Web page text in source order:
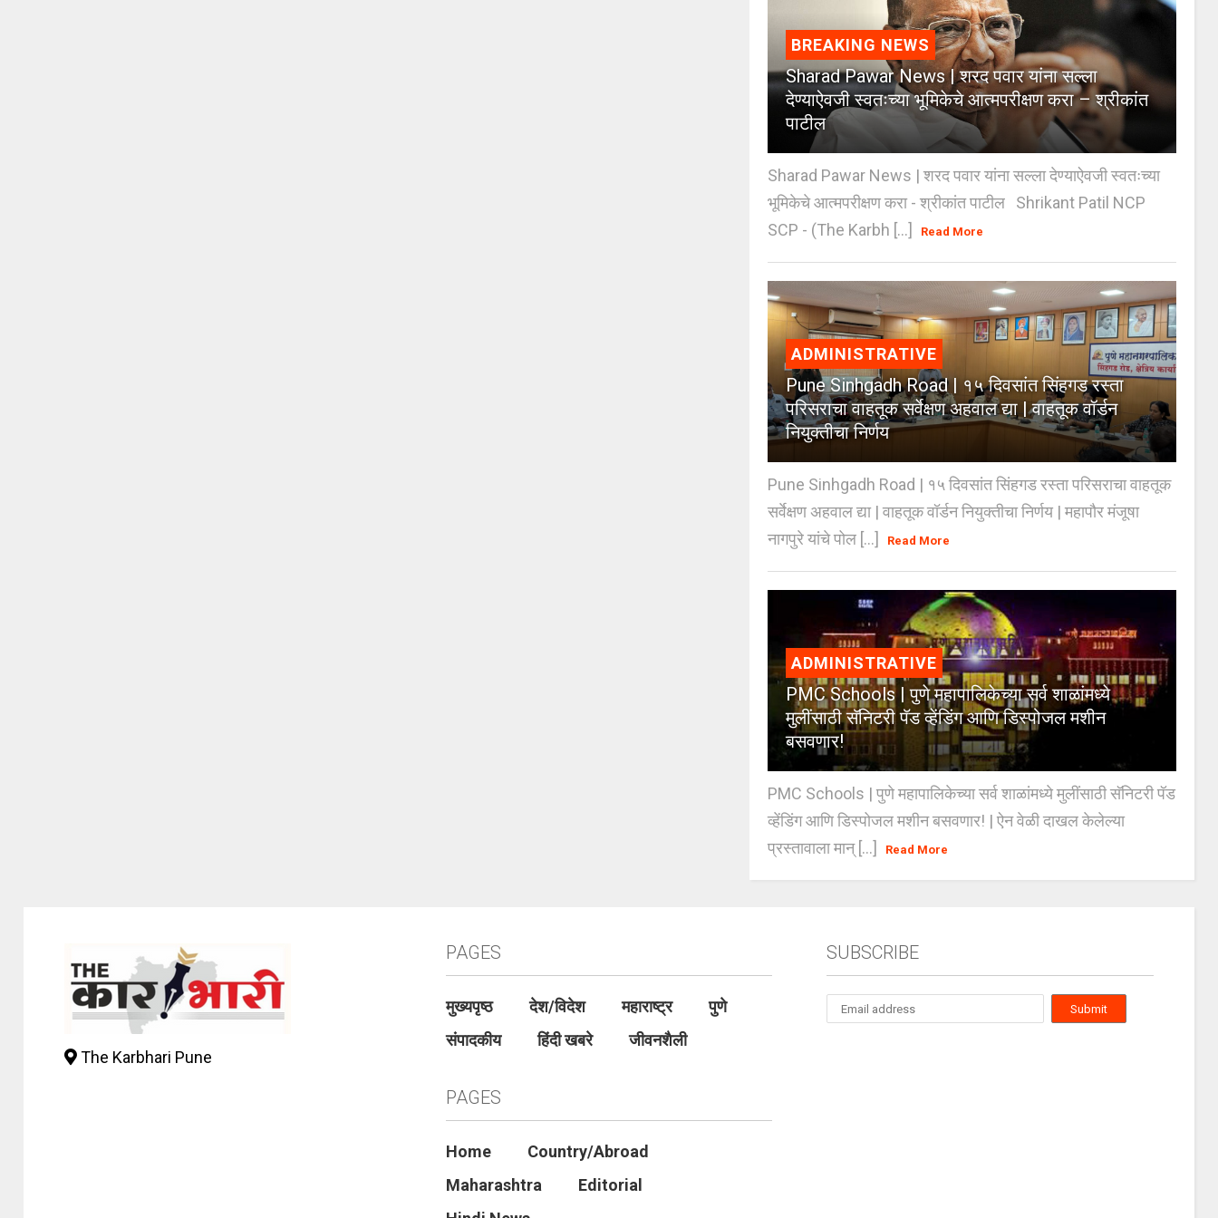
BREAKING NEWS
Sharad Pawar News | शरद पवार यांना सल्ला
देण्याऐवजी स्वतःच्या भूमिकेचे आत्मपरीक्षण करा – श्रीकांत
पाटील
Sharad Pawar News | शरद पवार यांना सल्ला देण्याऐवजी स्वतःच्या
भूमिकेचे आत्मपरीक्षण करा - श्रीकांत पाटील Shrikant Patil NCP
SCP - (The Karbh [...]
Read More
ADMINISTRATIVE
Pune Sinhgadh Road | १५ दिवसांत सिंहगड रस्ता
परिसराचा वाहतूक सर्वेक्षण अहवाल द्या | वाहतूक वॉर्डन
नियुक्तीचा निर्णय
Pune Sinhgadh Road | १५ दिवसांत सिंहगड रस्ता परिसराचा वाहतूक
सर्वेक्षण अहवाल द्या | वाहतूक वॉर्डन नियुक्तीचा निर्णय | महापौर मंजूषा
नागपुरे यांचे पोल [...]
Read More
ADMINISTRATIVE
PMC Schools | पुणे महापालिकेच्या सर्व शाळांमध्ये
मुलींसाठी सॅनिटरी पॅड व्हेंडिंग आणि डिस्पोजल मशीन
बसवणार!
PMC Schools | पुणे महापालिकेच्या सर्व शाळांमध्ये मुलींसाठी सॅनिटरी पॅड
व्हेंडिंग आणि डिस्पोजल मशीन बसवणार! | ऐन वेळी दाखल केलेल्या
प्रस्तावाला मान् [...]
Read More
The Karbhari Pune
PAGES
मुख्यपृष्ठ देश/विदेश महाराष्ट्र
पुणे
संपादकीय
हिंदी खबरे जीवनशैली
PAGES
Home
Country/Abroad
Maharashtra
Editorial
SUBSCRIBE